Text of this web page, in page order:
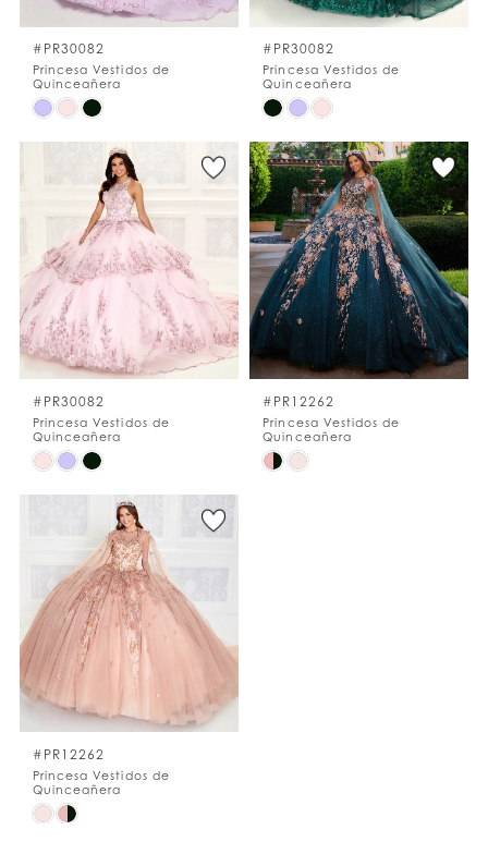
#PR30082
Princesa Vestidos de
Quinceañera
Skip
#a044a94147
end
#PR30082
Princesa Vestidos de
Quinceañera
Skip
List
#d1a478e269
to
end
#PR30082
Princesa Vestidos de
Quinceañera
Skip
#6759927375
end
#PR12262
Princesa Vestidos de
Quinceañera
Skip
#PR12262
Princesa Vestidos de
Quinceañera
Skip